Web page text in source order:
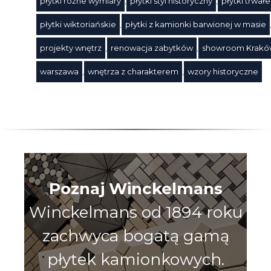
płytki wiktoriańskie , płytki z kamionki barwionej w masie ,
projekty wnętrz , renowacja zabytków , showroom
warszawa , wnętrza z charakterem , wzory historyczne
Poznaj Winckelmans
Winckelmans od 1894 roku
zachwyca bogatą gamą
płytek kamionkowych.